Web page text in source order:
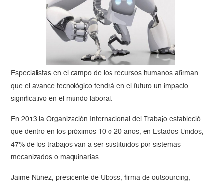
Especialistas en el campo de los recursos humanos afirman
que el avance tecnológico tendrá en el futuro un impacto
significativo en el mundo laboral.
En 2013 la Organización Internacional del Trabajo estableció
que dentro en los próximos 10 o 20 años, en Estados Unidos,
47% de los trabajos van a ser sustituidos por sistemas
mecanizados o maquinarias.
Jaime Núñez, presidente de Uboss, firma de outsourcing,